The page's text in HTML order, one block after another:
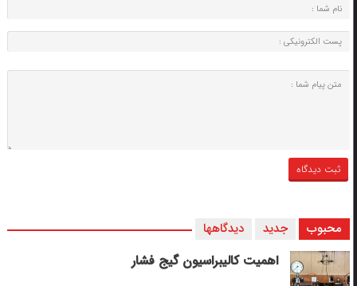
محبوب جدید دیدگاهها
اهمیت کالیبراسیون گیج فشار